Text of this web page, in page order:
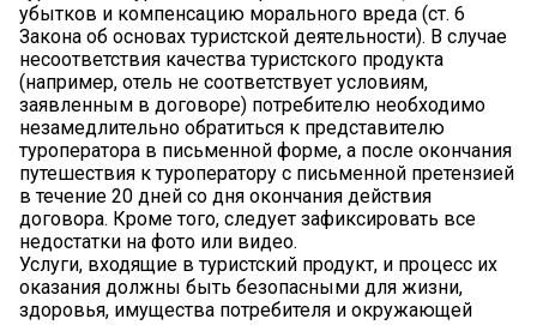
убытков и компенсацию морального вреда (ст. 6
Закона об основах туристской деятельности). В случае
несоответствия качества туристского продукта
(например, отель не соответствует условиям,
заявленным в договоре) потребителю необходимо
незамедлительно обратиться к представителю
туроператора в письменной форме, а после окончания
путешествия к туроператору с письменной претензией
в течение 20 дней со дня окончания действия
договора. Кроме того, следует зафиксировать все
недостатки на фото или видео.
Услуги, входящие в туристский продукт, и процесс их
оказания должны быть безопасными для жизни,
здоровья, имущества потребителя и окружающей